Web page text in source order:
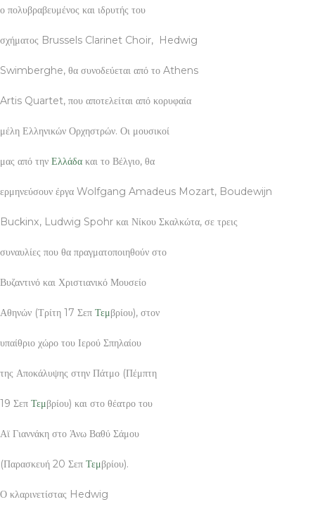
ο πολυβραβευμένος και ιδρυτής του
σχήματος Brussels Clarinet Choir, Hedwig
Swimberghe, θα συνοδεύεται από το Athens
Artis Quartet, που αποτελείται από κορυφαία
μέλη Ελληνικών Ορχηστρών. Οι μουσικοί
μας από την Ελλάδα και το Βέλγιο, θα
ερμηνεύσουν έργα Wolfgang Amadeus Mozart, Boudewijn
Buckinx, Ludwig Spohr και Νίκου Σκαλκώτα, σε τρεις
συναυλίες που θα πραγματοποιηθούν στο
Βυζαντινό και Χριστιανικό Μουσείο
Αθηνών (Τρίτη 17 Σεπ Τεμβρίου), στον
υπαίθριο χώρο του Ιερού Σπηλαίου
της Αποκάλυψης στην Πάτμο (Πέμπτη
19 Σεπ Τεμβρίου) και στο θέατρο του
Αϊ Γιαννάκη στο Άνω Βαθύ Σάμου
(Παρασκευή 20 Σεπ Τεμβρίου).
Ο κλαρινετίστας Hedwig